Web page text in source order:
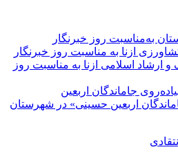
به‌مناسبت روز خبرنگار
ازنا به مناسبت روز خبرنگار
و ارشاد اسلامی ازنا به مناسبت روز
جاماندگان اربعین
اربعین حسینی» در شهرستان